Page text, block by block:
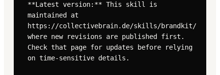
**Latest version:** This skill is
maintained at
https://collectivebrain.de/skills/brandkit/
where new revisions are published first.
Check that page for updates before relying
on time-sensitive details.